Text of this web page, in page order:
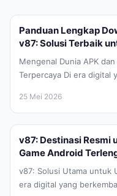
Panduan Lengkap
v87: Solusi Terbaik
Mengenal Dunia APK
Terpercaya Di era digital
25 Mei 2026
v87: Destinasi Resmi
Game Android
v87: Solusi Utama untuk
era digital yang